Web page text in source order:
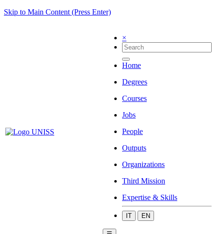
Skip to Main Content (Press Enter)
×
Home
Degrees
Courses
Jobs
People
Outputs
Organizations
Third Mission
Expertise & Skills
IT EN